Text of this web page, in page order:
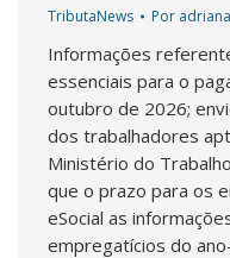
TributaNews Por
Informações
essenciais para o
outubro de 2026;
dos trabalhadores
Ministério do
que o prazo para os
eSocial as
empregatícios do